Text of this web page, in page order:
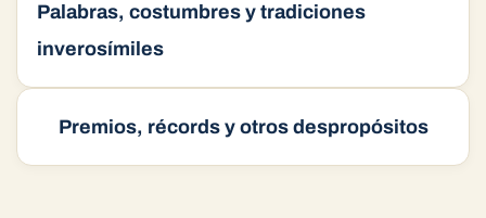
Palabras, costumbres y tradiciones
inverosímiles
Premios, récords y otros despropósitos